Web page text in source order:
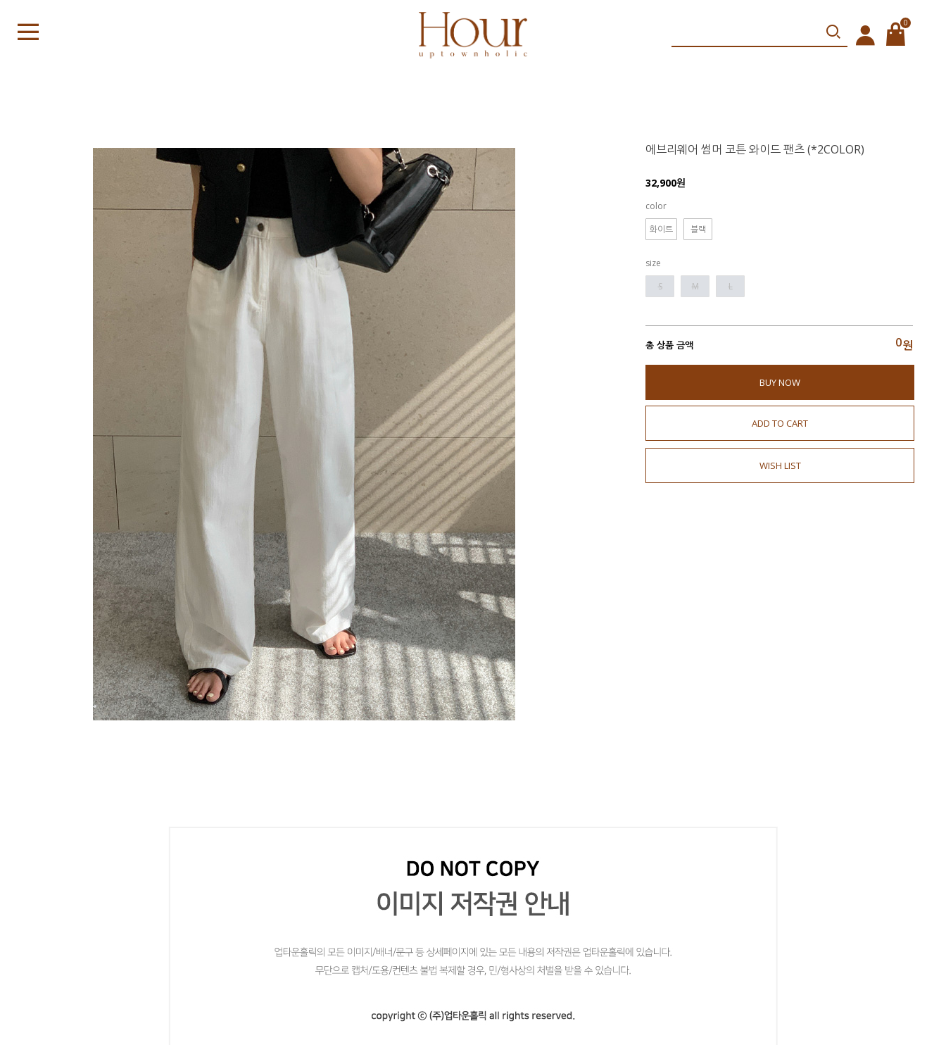
0
에브리웨어 썸머 코튼 와이드 팬츠 (*2COLOR)
32,900원
color
화이트
블랙
size
S
M L
총 상품 금액 0원
BUY NOW
ADD TO CART
WISH LIST